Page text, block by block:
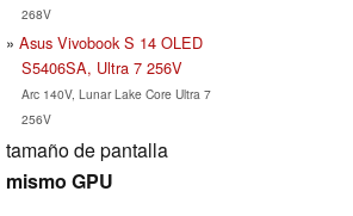
268V
Asus Vivobook S 14 OLED
S5406SA, Ultra 7 256V
Arc 140V, Lunar Lake Core Ultra 7
256V
tamaño de pantalla
mismo GPU